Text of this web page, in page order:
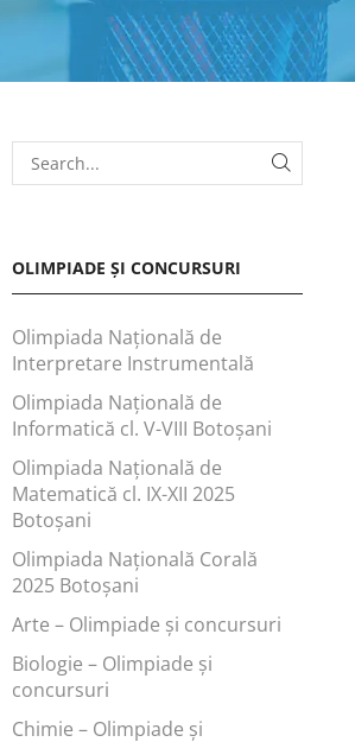
OLIMPIADE ȘI CONCURSURI
Olimpiada Națională de
Interpretare Instrumentală
Olimpiada Națională de
Informatică cl. V-VIII Botoșani
Olimpiada Națională de
Matematică cl. IX-XII 2025
Botoșani
Olimpiada Națională Corală
2025 Botoșani
Arte – Olimpiade și concursuri
Biologie – Olimpiade și
concursuri
Chimie – Olimpiade și